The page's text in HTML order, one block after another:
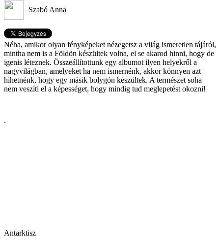
Szabó Anna
Néha, amikor olyan fényképeket nézegetsz a világ ismeretlen tájáról,
mintha nem is a Földön készültek volna, el se akarod hinni, hogy de
igenis léteznek. Összeállítottunk egy albumot ilyen helyekről a
nagyvilágban, amelyeket ha nem ismernénk, akkor könnyen azt
hihetnénk, hogy egy másik bolygón készültek. A természet soha
nem veszíti el a képességet, hogy mindig tud meglepetést okozni!
.
Antarktisz